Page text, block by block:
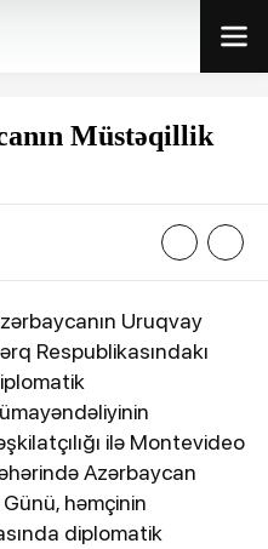
Müstəqillik
Uruqvay
Respublikasındakı
ilə Montevideo
Azərbaycan
həmçinin
diplomatik